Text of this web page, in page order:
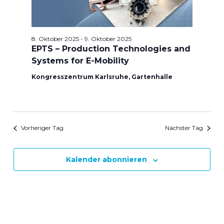
EPTS – Production Technologies and
Systems for E-Mobility
8. Oktober 2025- 9. Oktober 2025
Kongresszentrum Karlsruhe, Gartenhalle
Vorheriger Tag Nächster Tag
Kalender abonnieren